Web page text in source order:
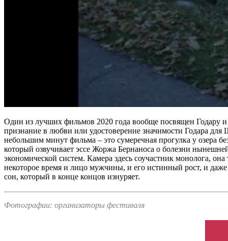
Один из лучших фильмов 2020 года вообще посвящен Годару
признание в любви или удостоверение значимости Годара для
небольшим минут фильма – это сумеречная прогулка у озера
который озвучивает эссе Жоржа Бернаноса о болезни
экономической систем. Камера здесь соучастник монолога, она
некоторое время и лицо мужчины, и его истинный рост, и
сон, который в конце концов изнуряет.
Фотографии: организаторы фестиваля